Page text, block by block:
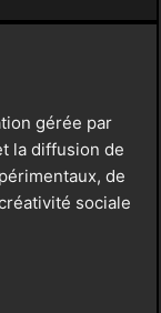
gérée par
la diffusion de
de
sociale